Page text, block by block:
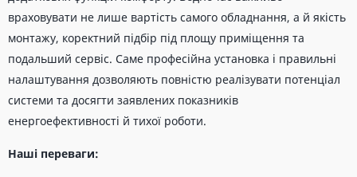
враховувати не лише вартість самого обладнання, а й якість
монтажу, коректний підбір під площу приміщення та
подальший сервіс. Саме професійна установка і правильні
налаштування дозволяють повністю реалізувати потенціал
системи та досягти заявлених показників
енергоефективності й тихої роботи.
Наші переваги: